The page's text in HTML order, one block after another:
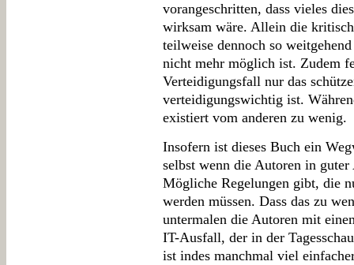
vorangeschritten, dass vieles
wirksam wäre. Allein die
teilweise dennoch so
nicht mehr möglich ist. Zudem
Verteidigungsfall nur das
verteidigungswichtig ist.
existiert vom anderen zu wenig.
Insofern ist dieses Buch ein
selbst wenn die Autoren in
Mögliche Regelungen gibt, die
werden müssen. Dass das zu
untermalen die Autoren mit
IT-Ausfall, der in der
ist indes manchmal viel